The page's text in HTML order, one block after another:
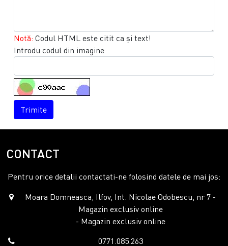
Notă: Codul HTML este citit ca şi text!
Introdu codul din imagine
Trimite
CONTACT
Pentru orice detalii contactati-ne folosind datele de mai jos:
Moara Domneasca, Ilfov, Int. Nicolae Odobescu, nr 7 -
Magazin exclusiv online
- Magazin exclusiv online
0771.085.263